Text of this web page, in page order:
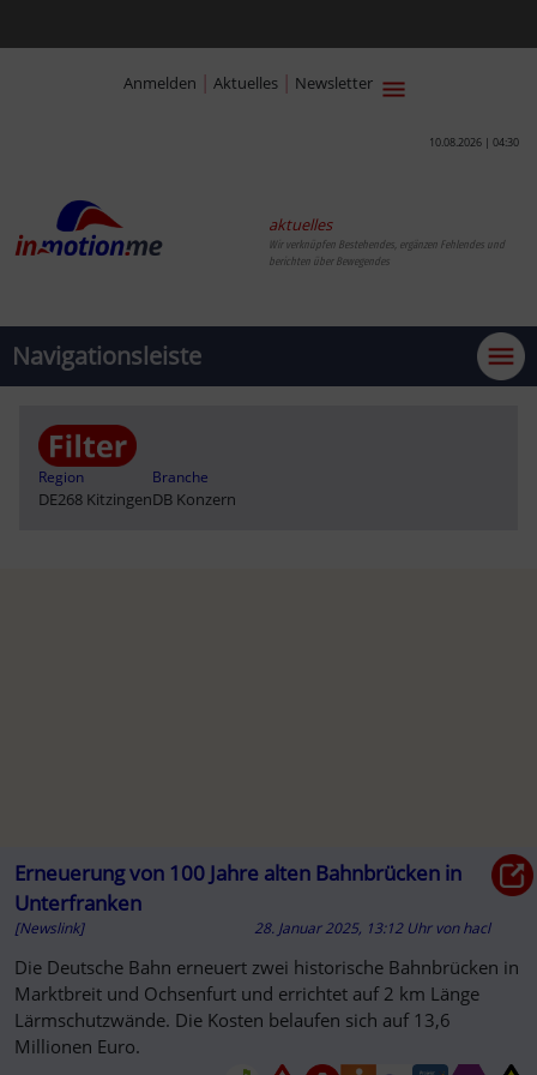
Anmelden | Aktuelles | Newsletter
10.08.2026 | 04:30
aktuelles
Wir verknüpfen Bestehendes, ergänzen Fehlendes und
berichten über Bewegendes
Navigationsleiste
Region
DE268 Kitzingen
Branche
DB Konzern
Erneuerung von 100 Jahre alten Bahnbrücken in
Unterfranken
[Newslink] 28. Januar 2025, 13:12 Uhr vonhacl
Die Deutsche Bahn erneuert zwei historische Bahnbrücken in
Marktbreit und Ochsenfurt und errichtet auf 2 km Länge
Lärmschutzwände. Die Kosten belaufen sich auf 13,6
Millionen Euro.